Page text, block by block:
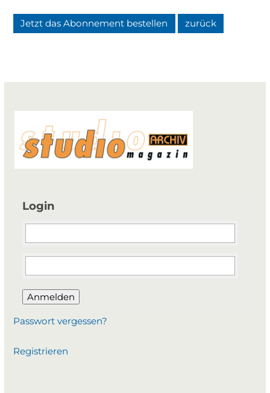
Jetzt das Abonnement bestellen zurück
Login
Anmelden
Passwort vergessen?
Registrieren